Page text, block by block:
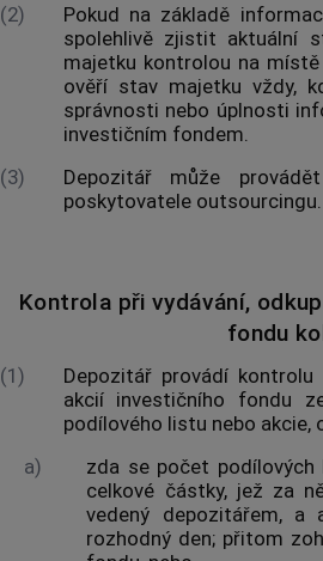
(2) Pokud na základě
spolehlivě zjistit aktuální
majetku kontrolou na
ověří stav majetku vždy,
správnosti nebo úplnosti
investičním fondem.
(3)
Depozitář může
poskytovatele outsourcingu.
Kontrola při vydávání,
fondu
(1) Depozitář provádí
akciíinvestičního fondu
podílového listu nebo akcie,
a)
zda se počet
celkové částky, jež za
vedený depozitářem, a
rozhodný den; přitom